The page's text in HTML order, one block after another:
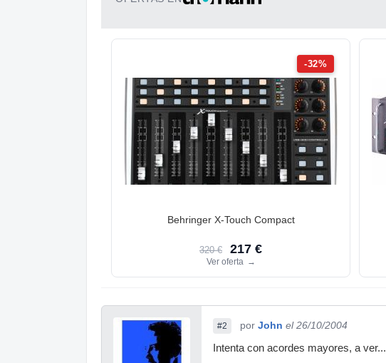
-32%
Behringer X-Touch Compact
320 € 217 €
Ver oferta →
#2 por John el 26/10/2004
Intenta con acordes mayores, a ver...